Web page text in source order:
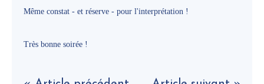
Même constat - et réserve - pour l'interprétation !
Très bonne soirée !